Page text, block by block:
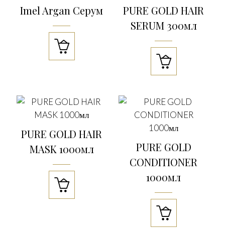
Imel Argan Серум

PURE GOLD HAIR
SERUM 300мл

PURE GOLD HAIR
MASK 1000мл

PURE GOLD
CONDITIONER
1000мл
